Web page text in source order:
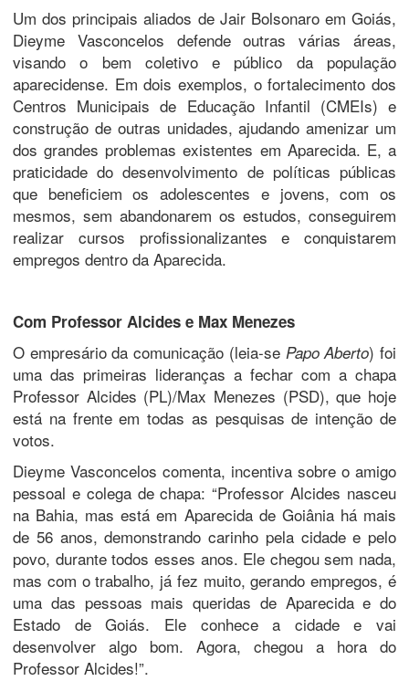
Um dos principais aliados de Jair Bolsonaro em Goiás,
Dieyme Vasconcelos defende outras várias áreas,
visando o bem coletivo e público da população
aparecidense. Em dois exemplos, o fortalecimento dos
Centros Municipais de Educação Infantil (CMEIs) e
construção de outras unidades, ajudando amenizar um
dos grandes problemas existentes em Aparecida. E, a
praticidade do desenvolvimento de políticas públicas
que beneficiem os adolescentes e jovens, com os
mesmos, sem abandonarem os estudos, conseguirem
realizar cursos profissionalizantes e conquistarem
empregos dentro da Aparecida.
Com Professor Alcides e Max Menezes
O empresário da comunicação (leia-se Papo Aberto) foi
uma das primeiras lideranças a fechar com a chapa
Professor Alcides (PL)/Max Menezes (PSD), que hoje
está na frente em todas as pesquisas de intenção de
votos.
Dieyme Vasconcelos comenta, incentiva sobre o amigo
pessoal e colega de chapa: “Professor Alcides nasceu
na Bahia, mas está em Aparecida de Goiânia há mais
de 56 anos, demonstrando carinho pela cidade e pelo
povo, durante todos esses anos. Ele chegou sem nada,
mas com o trabalho, já fez muito, gerando empregos, é
uma das pessoas mais queridas de Aparecida e do
Estado de Goiás. Ele conhece a cidade e vai
desenvolver algo bom. Agora, chegou a hora do
Professor Alcides!”.